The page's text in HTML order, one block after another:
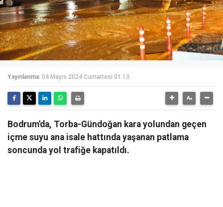
Yayınlanma: 04 Mayıs 2024 Cumartesi 01:13
Bodrum'da, Torba-Gündoğan kara yolundan geçen
içme suyu ana isale hattında yaşanan patlama
soncunda yol trafiğe kapatıldı.